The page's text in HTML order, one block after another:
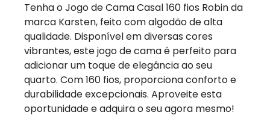
Tenha o Jogo de Cama Casal 160 fios Robin da
marca Karsten, feito com algodão de alta
qualidade. Disponível em diversas cores
vibrantes, este jogo de cama é perfeito para
adicionar um toque de elegância ao seu
quarto. Com 160 fios, proporciona conforto e
durabilidade excepcionais. Aproveite esta
oportunidade e adquira o seu agora mesmo!